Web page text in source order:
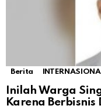
Berita
Inilah Warga
Karena